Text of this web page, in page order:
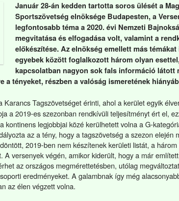
Január 28-án kedden tartotta soros ülését a
Sportszövetség elnöksége Budapesten, a
legfontosabb téma a 2020. évi Nemzeti
megvitatása és elfogadása volt, valamint a
előkészítése. Az elnökség emellett más
egyebek között foglalkozott három olyan
kapcsolatban nagyon sok fals információ látott
a tényeket, részben a valóság ismeretének
Karancs Tagszövetséget érinti, ahol a kerület egyik
a 2019-es szezonban rendkívüli teljesítményt ért el,
kontinens legjobbjai közé kerülhetett volna a G-
az a tény, hogy a tagszövetség a szezon elején
2019-ben nem készítenek kerületi listát, a
A versenyek végén, amikor kiderült, hogy a már
az országos megmérettetésben, utólag
eredményeket. A galambnak így még
az élen végzett volna.